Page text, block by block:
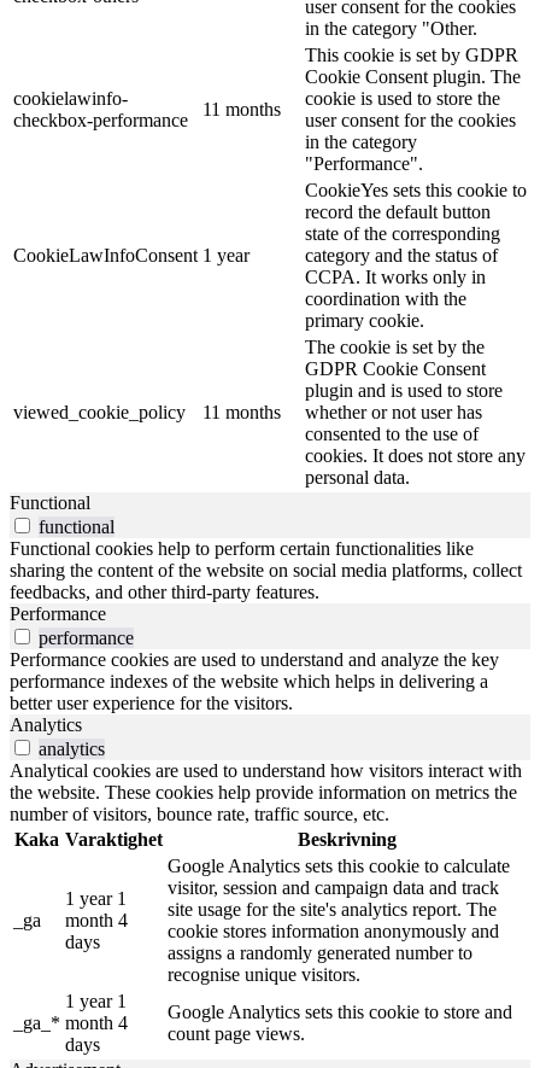
user consent for the cookies
in the category "Other.
cookielawinfo-
checkbox-performance
11 months
This cookie is set by GDPR
Cookie Consent plugin. The
cookie is used to store the
user consent for the cookies
in the category
"Performance".
CookieLawInfoConsent 1 year
CookieYes sets this cookie to
record the default button
state of the corresponding
category and the status of
CCPA. It works only in
coordination with the
primary cookie.
viewed_cookie_policy 11 months
The cookie is set by the
GDPR Cookie Consent
plugin and is used to store
whether or not user has
consented to the use of
cookies. It does not store any
personal data.
Functional
functional
Functional cookies help to perform certain functionalities like
sharing the content of the website on social media platforms, collect
feedbacks, and other third-party features.
Performance
performance
Performance cookies are used to understand and analyze the key
performance indexes of the website which helps in delivering a
better user experience for the visitors.
Analytics
analytics
Analytical cookies are used to understand how visitors interact with
the website. These cookies help provide information on metrics the
number of visitors, bounce rate, traffic source, etc.
Kaka Varaktighet Beskrivning
_ga
1 year 1
month 4
days
Google Analytics sets this cookie to calculate
visitor, session and campaign data and track
site usage for the site's analytics report. The
cookie stores information anonymously and
assigns a randomly generated number to
recognise unique visitors.
_ga_*
1 year 1
month 4
days
Google Analytics sets this cookie to store and
count page views.